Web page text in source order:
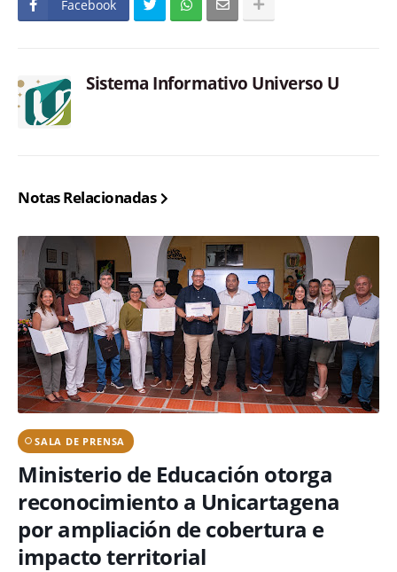
Facebook
Sistema Informativo Universo U
Notas Relacionadas
SALA DE PRENSA
Ministerio de Educación otorga
reconocimiento a Unicartagena
por ampliación de cobertura e
impacto territorial